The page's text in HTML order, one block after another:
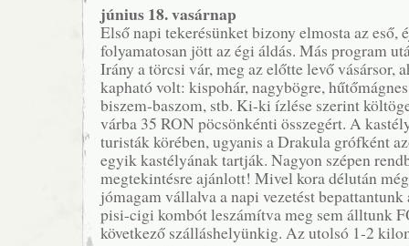
június 18. vasárnap
Első napi tekerésünket bizony elmosta az eső,
folyamatosan jött az égi áldás. Más program
Irány a törcsi vár, meg az előtte levő vásársor,
kapható volt: kispohár, nagybögre,
biszem-baszom, stb. Ki-ki ízlése szerint
várba 35 RON pöcsönkénti összegért. A
turisták körében, ugyanis a Drakula grófként
egyik kastélyának tartják. Nagyon szépen
megtekintésre ajánlott! Mivel kora délután
jómagam vállalva a napi vezetést bepattantunk
pisi-cigi kombót leszámítva meg sem álltunk
következő szálláshelyünkig. Az utolsó 1-2